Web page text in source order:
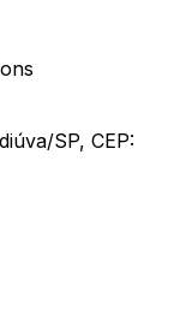
SP, CEP: